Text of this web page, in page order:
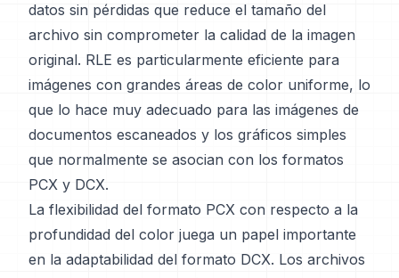
datos sin pérdidas que reduce el tamaño del
archivo sin comprometer la calidad de la imagen
original. RLE es particularmente eficiente para
imágenes con grandes áreas de color uniforme, lo
que lo hace muy adecuado para las imágenes de
documentos escaneados y los gráficos simples
que normalmente se asocian con los formatos
PCX y DCX.
La flexibilidad del formato PCX con respecto a la
profundidad del color juega un papel importante
en la adaptabilidad del formato DCX. Los archivos